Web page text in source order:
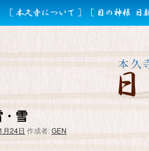
雪
月24日 作成者:GEN